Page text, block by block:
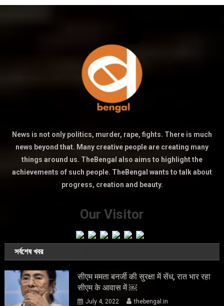
News is not only politics, murder, rape, fights. There is much
news beyond that. Many creative people are creating many
things around us. TheBengal also aims to highlight the
achievements of such people. TheBengal wants to talk about
progress, creation and beauty.
Our Visitor
সর্বশেষ খবর
सीएम ममता बनर्जी की सुरक्षा में सेंध, रात भार रहा
सीएम के आवास में ￼
July 4, 2022 thebengal.in